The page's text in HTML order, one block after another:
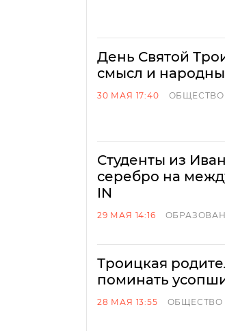
День Святой
смысл и
30 МАЯ 17:40 ОБЩЕСТВО
Студенты из
серебро на
IN
29 МАЯ 14:16
Троицкая
поминать
28 МАЯ 13:55 ОБЩЕСТВО